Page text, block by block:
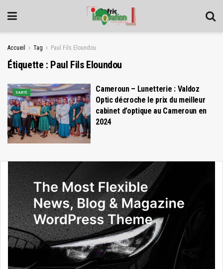
Accueil Tag Paul Fils Eloundou
Étiquette : Paul Fils Eloundou
SANTÉ
Cameroun – Lunetterie : Valdoz
Optic décroche le prix du meilleur
cabinet d’optique au Cameroun en
2024